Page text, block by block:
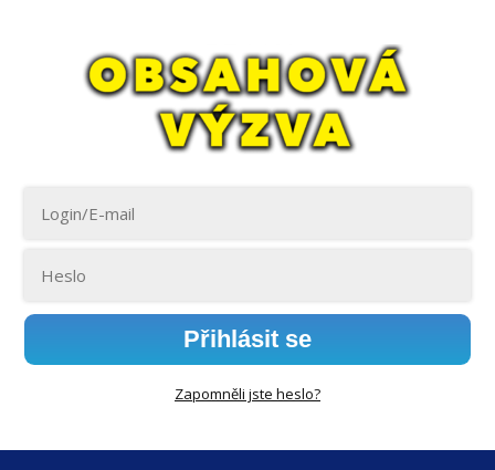
Přihlásit se
Zapomněli jste heslo?